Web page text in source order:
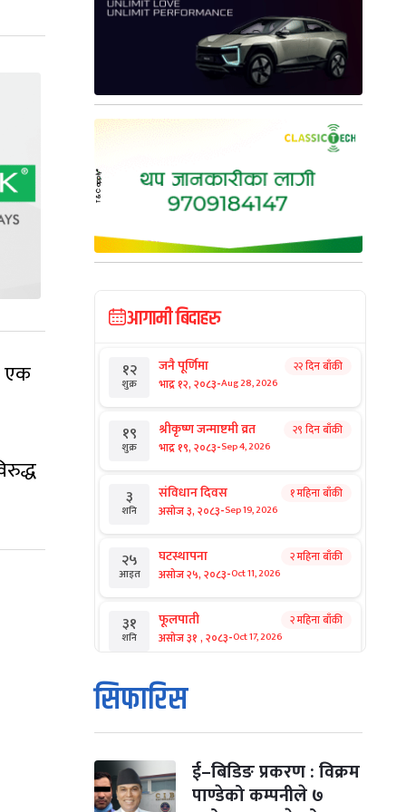
एक
आगामी बिदाहरु
१२
शुक्र
जनै पूर्णिमा
भाद्र १२, २०८३-Aug 28, 2026
२२ दिन बाँकी
१९
शुक्र
श्रीकृष्ण जन्माष्टमी व्रत
भाद्र १९, २०८३-Sep 4, 2026
२९ दिन बाँकी
३
शनि
संविधान दिवस
असोज ३, २०८३-Sep 19, 2026
१ महिना बाँकी
२५
आइत
घटस्थापना
असोज २५, २०८३-Oct 11, 2026
२ महिना बाँकी
३१
शनि
फूलपाती
असोज ३१ , २०८३-Oct 17, 2026
२ महिना बाँकी
१
आइत
कार्तिक सङ्क्रान्ति
कार्तिक १, २०८३
मंगल कार्तिक ३, २०८३-Oct 20, 2026
सिफारिस
ई–बिडिङ प्रकरण : विक्रम
पाण्डेको कम्पनीले ७